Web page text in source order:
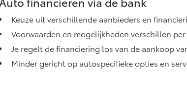
Keuze uit verschillende aanbieders en
Voorwaarden en mogelijkheden verschillen
Je regelt de financiering los van de aankoop
Minder gericht op autospecifieke opties en